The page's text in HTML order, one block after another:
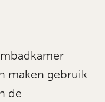
maken gebruik
de